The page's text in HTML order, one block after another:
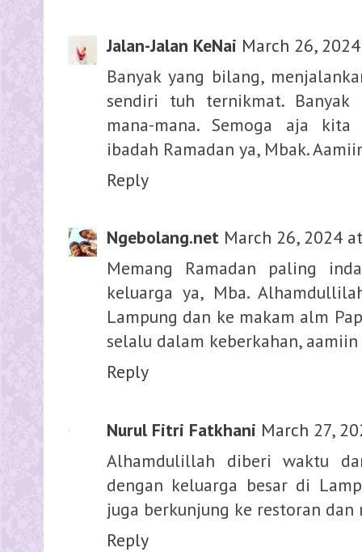
Jalan-Jalan KeNai March 26,
Banyak yang bilang,
sendiri tuh ternikmat. Banyak
mana-mana. Semoga aja
ibadah Ramadan ya, Mbak.
Reply
Ngebolang.net March 26, 2024
Memang Ramadan paling
keluarga ya, Mba.
Lampung dan ke makam alm
selalu dalam keberkahan, aamiin
Reply
Nurul Fitri Fatkhani March 27,
Alhamdulillah diberi waktu
dengan keluarga besar di
juga berkunjung ke restoran
Reply